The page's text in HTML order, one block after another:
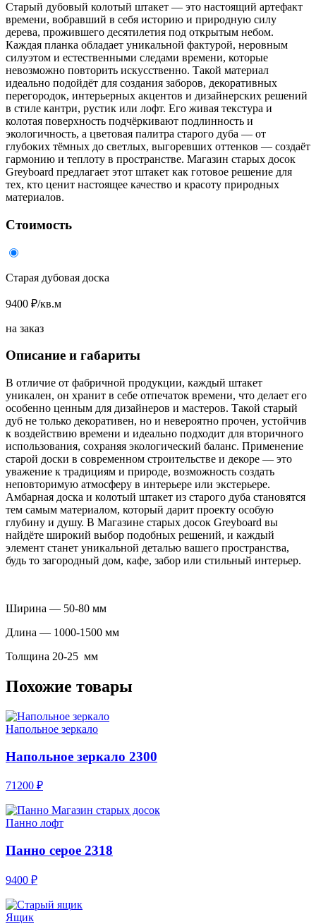
Старый дубовый колотый штакет — это настоящий артефакт
времени, вобравший в себя историю и природную силу
дерева, прожившего десятилетия под открытым небом.
Каждая планка обладает уникальной фактурой, неровным
силуэтом и естественными следами времени, которые
невозможно повторить искусственно. Такой материал
идеально подойдёт для создания заборов, декоративных
перегородок, интерьерных акцентов и дизайнерских решений
в стиле кантри, рустик или лофт. Его живая текстура и
колотая поверхность подчёркивают подлинность и
экологичность, а цветовая палитра старого дуба — от
глубоких тёмных до светлых, выгоревших оттенков — создаёт
гармонию и теплоту в пространстве. Магазин старых досок
Greyboard предлагает этот штакет как готовое решение для
тех, кто ценит настоящее качество и красоту природных
материалов.
Стоимость
Старая дубовая доска
9400 ₽/кв.м
на заказ
Описание и габариты
В отличие от фабричной продукции, каждый штакет
уникален, он хранит в себе отпечаток времени, что делает его
особенно ценным для дизайнеров и мастеров. Такой старый
дуб не только декоративен, но и невероятно прочен, устойчив
к воздействию времени и идеально подходит для вторичного
использования, сохраняя экологический баланс. Применение
старой доски в современном строительстве и декоре — это
уважение к традициям и природе, возможность создать
неповторимую атмосферу в интерьере или экстерьере.
Амбарная доска и колотый штакет из старого дуба становятся
тем самым материалом, который дарит проекту особую
глубину и душу. В Магазине старых досок Greyboard вы
найдёте широкий выбор подобных решений, и каждый
элемент станет уникальной деталью вашего пространства,
будь то загородный дом, кафе, забор или стильный интерьер.
Ширина — 50-80 мм
Длина — 1000-1500 мм
Толщина 20-25 мм
Похожие товары
Напольное зеркало
Напольное зеркало 2300
71200 ₽
Панно лофт
Панно серое 2318
9400 ₽
Ящик